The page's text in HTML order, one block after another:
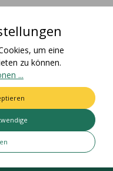
um eine
zu können.
...